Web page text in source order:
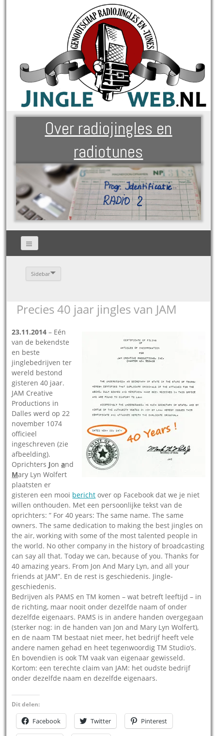
Over radiojingles en
radiotunes
Sidebar
Precies 40 jaar jingles van JAM
23.11.2014 – Eén
van de bekendste
en beste
jinglebedrijven ter
wereld bestond
gisteren 40 jaar.
JAM Creative
Productions in
Dalles werd op 22
november 1074
officieel
ingeschreven (zie
afbeelding).
Oprichters Jonand
Mary Lyn Wolfert
plaatsten er
gisteren een mooi bericht over op Facebook dat we je niet
willen onthouden. Met een persoonlijke tekst van de
oprichters: ” For 40 years: The same name. The same
owners. The same dedication to making the best jingles on
the air, working with some of the most talented people in
the world. No other company in the history of broadcasting
can say all that. Today we can, because of you. Thanks for
40 amazing years. From Jon And Mary Lyn, and all your
friends at JAM”. En de rest is geschiedenis. Jingle-
geschiedenis.
Bedrijven als PAMS en TM komen – wat betreft leeftijd – in
de richting, maar nooit onder dezelfde naam of onder
dezelfde eigenaars. PAMS is in andere handen overgegaan
(sterker nog: in de handen van Jon and Mary Lyn Wolfert),
en de naam TM bestaat niet meer, het bedrijf heeft vele
andere namen gehad en heet tegenwoordig TM Studio’s.
En bovendien is ook TM vaak van eigenaar gewisseld.
Kortom: een terechte claim van JAM: het oudste bedrijf
onder dezelfde naam en dezelfde eigenaars.
Dit delen:
Facebook Twitter Pinterest